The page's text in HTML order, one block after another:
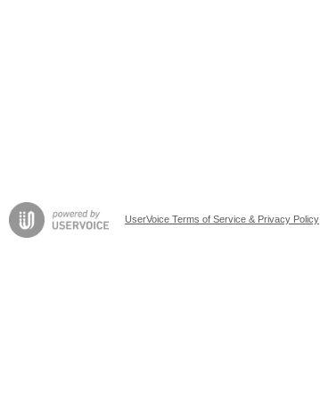
UserVoice Terms of Service & Privacy Policy